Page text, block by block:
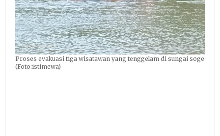
Proses evakuasi tiga wisatawan yang tenggelam di sungai soge
(Foto:istimewa)